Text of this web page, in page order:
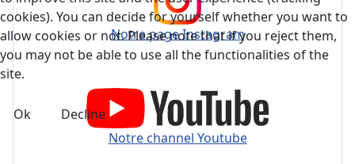
Notre page Instagram
Notre channel Youtube
cookies). You can decide for yourself whether you want to
allow cookies or not. Please note that if you reject them,
you may not be able to use all the functionalities of the
site.
Ok Decline